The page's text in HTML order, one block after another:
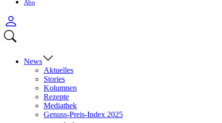
Abo
Anmelden
Menü
öffnen
Suchen
News
Aktuelles
Stories
Kolumnen
Rezepte
Mediathek
Genuss-Preis-Index 2025